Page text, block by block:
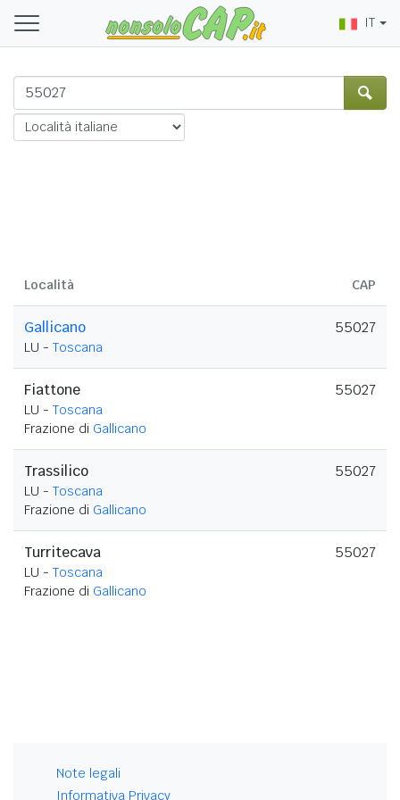
IT
Località CAP
Gallicano
LU - Toscana
55027
Fiattone
LU - Toscana
Frazione di Gallicano
55027
Trassilico
LU - Toscana
Frazione di Gallicano
55027
Turritecava
LU - Toscana
Frazione di Gallicano
55027
Note legali
Informativa Privacy